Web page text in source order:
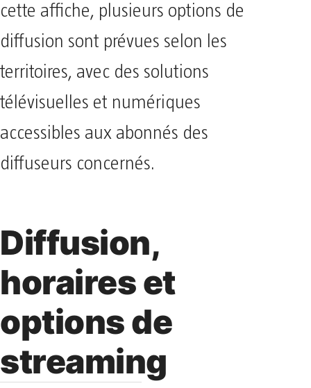
cette affiche, plusieurs options de
diffusion sont prévues selon les
territoires, avec des solutions
télévisuelles et numériques
accessibles aux abonnés des
diffuseurs concernés.
Diffusion,
horaires et
options de
streaming